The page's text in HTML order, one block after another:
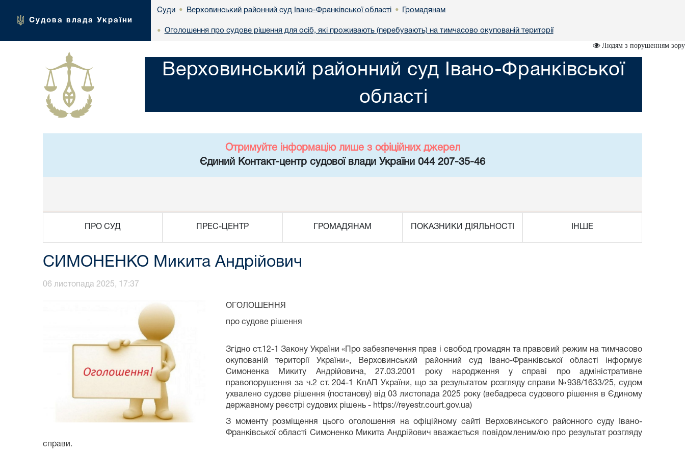
Судова влада України
Суди • Верховинський районний суд Івано-Франківської області • Громадянам
• Оголошення про судове рішення для осіб, які проживають (перебувають) на тимчасово окупованій території
Людям з порушенням зору
Верховинський районний суд Івано-Франківської
області
Отримуйте інформацію лише з офіційних джерел
Єдиний Контакт-центр судової влади України 044 207-35-46
ПРО СУД ПРЕС-ЦЕНТР ГРОМАДЯНАМ ПОКАЗНИКИ ДІЯЛЬНОСТІ ІНШЕ
СИМОНЕНКО Микита Андрійович
06 листопада 2025, 17:37
ОГОЛОШЕННЯ
про судове рішення
Згідно ст.12-1 Закону України «Про забезпечення прав і свобод громадян та правовий режим на тимчасово
окупованій території України», Верховинський районний суд Івано-Франківської області інформує
Симоненка Микиту Андрійовича, 27.03.2001 року народження у справі про адміністративне
правопорушення за ч.2 ст. 204-1 КпАП України, що за результатом розгляду справи №938/1633/25, судом
ухвалено судове рішення (постанову) від 03 листопада 2025 року (вебадреса судового рішення в Єдиному
державному реєстрі судових рішень - https://reyestr.court.gov.ua)
З моменту розміщення цього оголошення на офіційному сайті Верховинського районного суду Івано-
Франківської області Симоненко Микита Андрійович вважається повідомленим/ою про результат розгляду
справи.